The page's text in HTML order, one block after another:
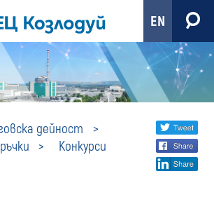
EN
дейност
Конкурси
Конкурси
Share
social